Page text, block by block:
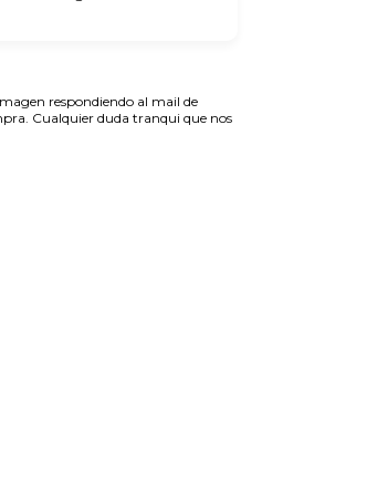
respondiendo al mail de
Cualquier duda tranqui que nos